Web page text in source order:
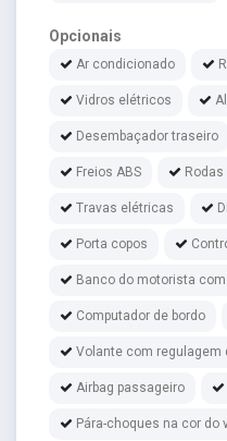
Opcionais
Ar condicionado
Vidros elétricos
Desembaçador traseiro
Freios ABS
Travas elétricas
Porta copos
Banco do motorista
Computador de bordo
Volante com regulagem
Airbag passageiro
Pára-choques na cor do